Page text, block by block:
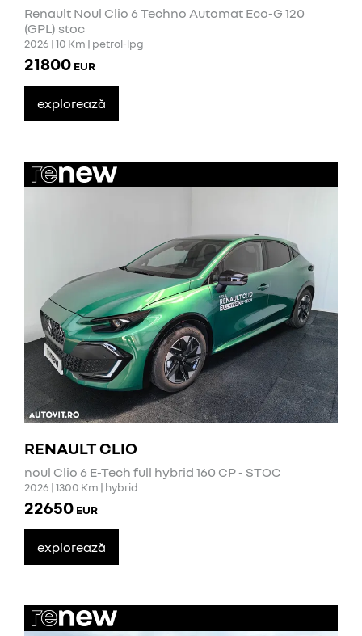
Renault Noul Clio 6 Techno Automat Eco-G 120
(GPL) stoc
2026 | 10 Km | petrol-lpg
21800 EUR
explorează
RENAULT CLIO
noul Clio 6 E-Tech full hybrid 160 CP - STOC
2026 | 1300 Km | hybrid
22650 EUR
explorează